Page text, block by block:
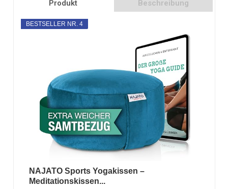
Produkt Beschreibung
BESTSELLER NR. 4
NAJATO Sports Yogakissen –
Meditationskissen...